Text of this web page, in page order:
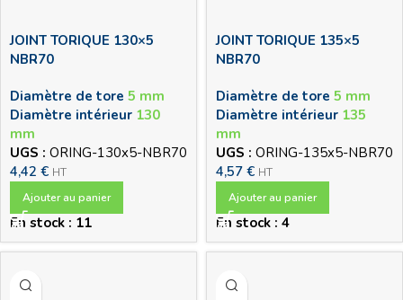
JOINT TORIQUE 130×5
NBR70
Diamètre de tore 5 mm
Diamètre intérieur 130
mm
UGS : ORING-130x5-NBR70
4,42 € HT
Ajouter au panier
En stock : 11
JOINT TORIQUE 135×5
NBR70
Diamètre de tore 5 mm
Diamètre intérieur 135
mm
UGS : ORING-135x5-NBR70
4,57 € HT
Ajouter au panier
En stock : 4